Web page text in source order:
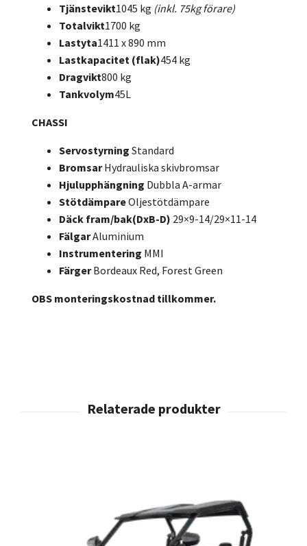
Tjänstevikt1045 kg (inkl. 75kg förare)
Totalvikt1700 kg
Lastyta1411 x 890 mm
Lastkapacitet (flak)454 kg
Dragvikt800 kg
Tankvolym45L
CHASSI
Servostyrning Standard
BromsarHydrauliska skivbromsar
Hjulupphängning Dubbla A-armar
StötdämpareOljestötdämpare
Däck fram/bak(DxB-D) 29×9-14/29×11-14
FälgarAluminium
Instrumentering MMI
FärgerBordeaux Red, Forest Green
OBS monteringskostnad tillkommer.